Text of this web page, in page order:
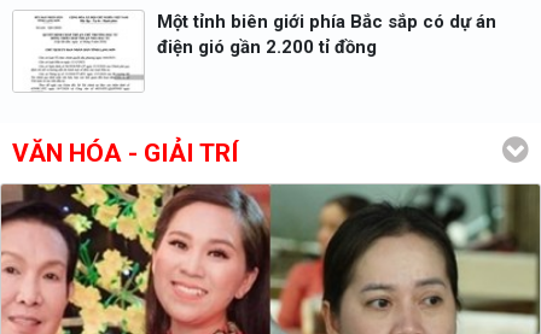
Một tỉnh biên giới phía Bắc sắp có dự án
điện gió gần 2.200 tỉ đồng
VĂN HÓA - GIẢI TRÍ